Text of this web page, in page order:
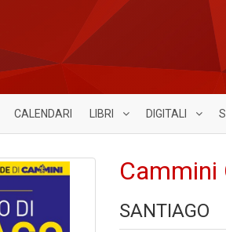
CALENDARI LIBRI DIGITALI
Cammini
SANTIAGO